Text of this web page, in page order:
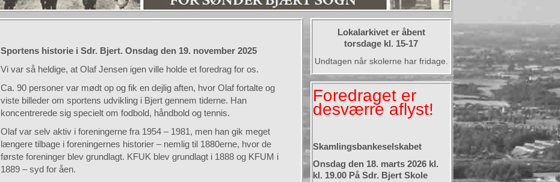
Sportens historie i Sdr. Bjert. Onsdag den 19. november 2025
Vi var så heldige, at Olaf Jensen igen ville holde et foredrag for os.
Ca. 90 personer var mødt op og fik en dejlig aften, hvor Olaf fortalte og
viste billeder om sportens udvikling i Bjert gennem tiderne. Han
koncentrerede sig specielt om fodbold, håndbold og tennis.
Olaf var selv aktiv i foreningerne fra 1954 – 1981, men han gik meget
længere tilbage i foreningernes historier – nemlig til 1880erne, hvor de
første foreninger blev grundlagt. KFUK blev grundlagt i 1888 og KFUM i
1889 – syd for åen.
Lokalarkivet er åbent
torsdage kl. 15-17
Undtagen når skolerne har fridage.
Foredraget er
desværre aflyst!
Skamlingsbankeselskabet
Onsdag den 18. marts 2026 kl.
kl. 19.00 På Sdr. Bjert Skole